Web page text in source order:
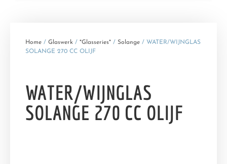
Home / Glaswerk / *Glasseries* / Solange / WATER/WIJNGLAS
SOLANGE 270 CC OLIJF
WATER/WIJNGLAS
SOLANGE 270 CC OLIJF